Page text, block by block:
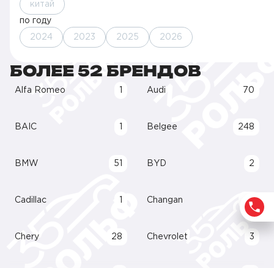
китай
по году
2024 2023 2025 2026
БОЛЕЕ 52 БРЕНДОВ
Alfa Romeo Audi 70
BAIC Belgee 248
BMW 51 BYD 2
Cadillac Changan 85
Chery 28 Chevrolet 3